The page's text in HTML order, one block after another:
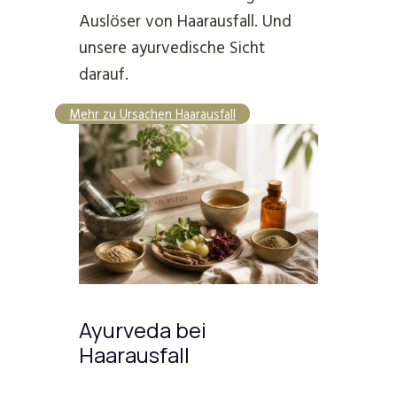
Auslöser von Haarausfall. Und
unsere ayurvedische Sicht
darauf.
Mehr zu Ursachen Haarausfall
Ayurveda bei
Haarausfall